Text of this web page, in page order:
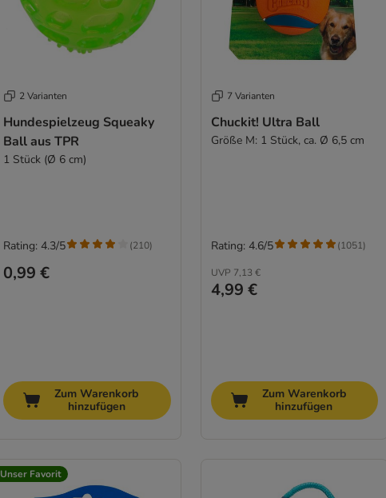
2 Varianten
Hundespielzeug Squeaky
Ball aus TPR
1 Stück (Ø 6 cm)
0,99 €
Rating: 4.3/5 (210)
Zum Warenkorb
hinzufügen
7 Varianten
Chuckit! Ultra Ball
Größe M: 1 Stück, ca. Ø 6,5 cm
UVP 7,13 €
4,99 €
Rating: 4.6/5 (1051)
Zum Warenkorb
hinzufügen
Unser Favorit